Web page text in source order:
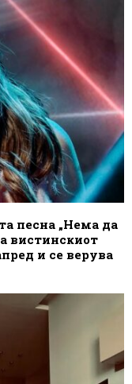
песна „Нема да
вистинскиот
и се верува